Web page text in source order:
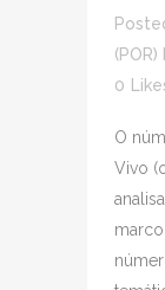
(POR)
0
O
Vivo